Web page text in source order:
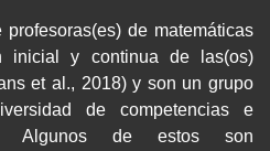
profesoras(es) de matemáticas
inicial y continua de las(os)
et al., 2018) y son un grupo
de competencias e
Algunos de estos son